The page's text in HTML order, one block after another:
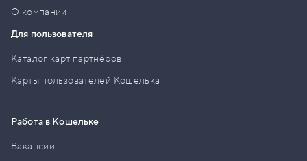
О компании
Для пользователя
Каталог карт партнёров
Карты пользователей Кошелька
Работа в Кошельке
Вакансии